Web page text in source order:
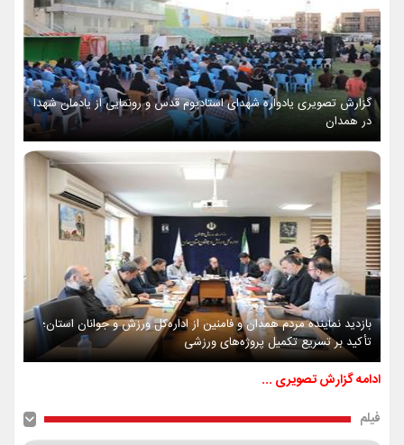
گزارش تصویری یادواره شهدای استادیوم قدس و رونمایی از یادمان شهدا
در همدان
بازدید نماینده مردم همدان و فامنین از اداره‌کل ورزش و جوانان استان؛
تأکید بر تسریع تکمیل پروژه‌های ورزشی
ادامه گزارش تصویری ...
فیلم